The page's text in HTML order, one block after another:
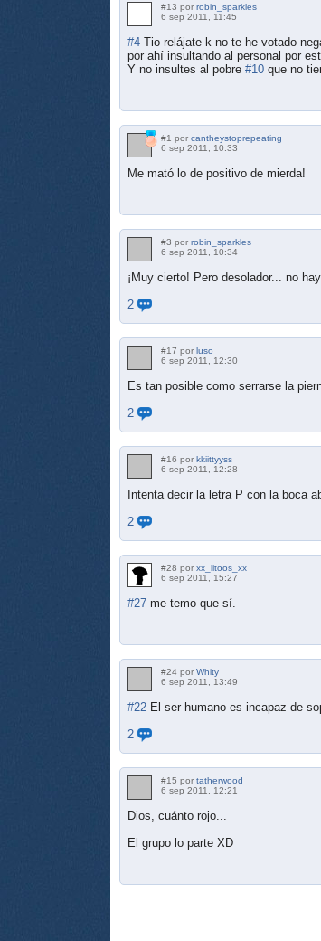
#13 por robin_sparkles
6 sep 2011, 11:45
#4 Tio relájate k no te he votado
por ahí insultando al personal por
Y no insultes al pobre #10 que no
#1 por cantheystoprepeating
6 sep 2011, 10:33
Me mató lo de positivo de mierda!
#3 por robin_sparkles
6 sep 2011, 10:34
¡Muy cierto! Pero desolador... no
2
#17 por luso
6 sep 2011, 12:30
Es tan posible como serrarse la
2
#16 por kkiittyyss
6 sep 2011, 12:28
Intenta decir la letra P con la boca
2
#28 por xx_litoos_xx
6 sep 2011, 15:27
#27 me temo que sí.
#24 por Whity
6 sep 2011, 13:49
#22 El ser humano es incapaz de
2
#15 por tatherwood
6 sep 2011, 12:21
Dios, cuánto rojo...
El grupo lo parte XD